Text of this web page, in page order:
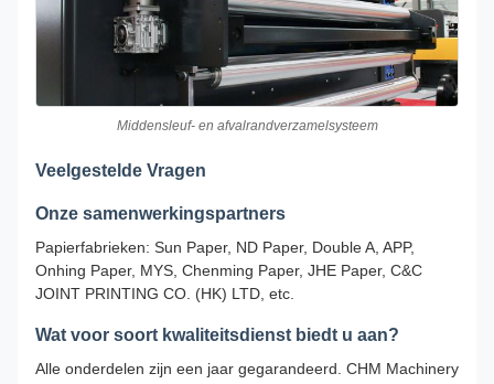
Middensleuf- en afvalrandverzamelsysteem
Veelgestelde Vragen
Onze samenwerkingspartners
Papierfabrieken: Sun Paper, ND Paper, Double A, APP,
Onhing Paper, MYS, Chenming Paper, JHE Paper, C&C
JOINT PRINTING CO. (HK) LTD, etc.
Wat voor soort kwaliteitsdienst biedt u aan?
Alle onderdelen zijn een jaar gegarandeerd. CHM Machinery